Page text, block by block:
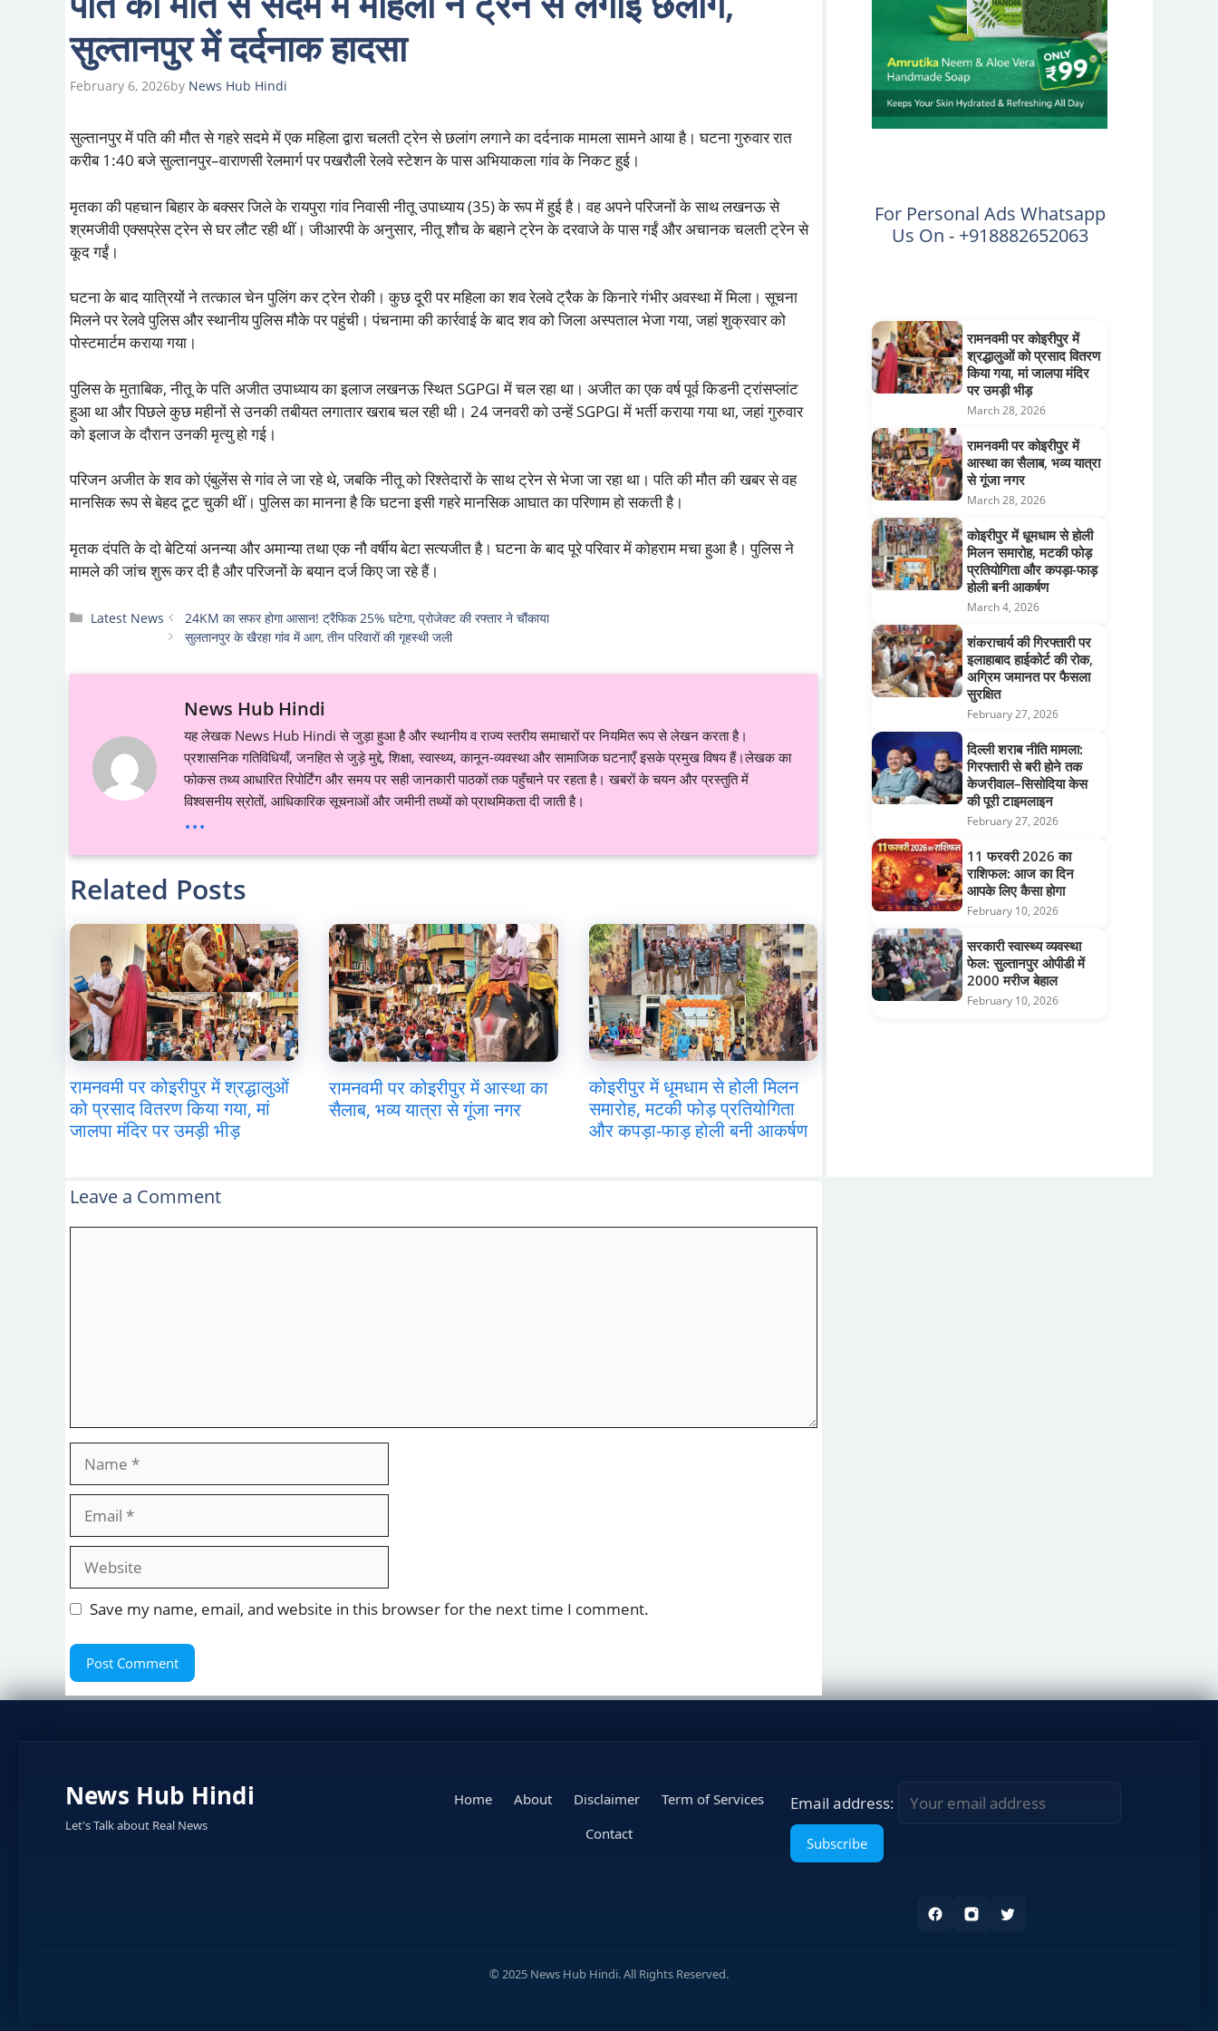
सुल्तानपुर में दर्दनाक हादसा
February 6, 2026by News Hub Hindi
सुल्तानपुर में पति की मौत से गहरे सदमे में एक महिला द्वारा चलती ट्रेन से छलांग लगाने का दर्दनाक मामला सामने आया है। घटना गुरुवार रात
करीब 1:40 बजे सुल्तानपुर–वाराणसी रेलमार्ग पर पखरौली रेलवे स्टेशन के पास अभियाकला गांव के निकट हुई।
मृतका की पहचान बिहार के बक्सर जिले के रायपुरा गांव निवासी नीतू उपाध्याय (35) के रूप में हुई है। वह अपने परिजनों के साथ लखनऊ से
श्रमजीवी एक्सप्रेस ट्रेन से घर लौट रही थीं। जीआरपी के अनुसार, नीतू शौच के बहाने ट्रेन के दरवाजे के पास गईं और अचानक चलती ट्रेन से
कूद गईं।
घटना के बाद यात्रियों ने तत्काल चेन पुलिंग कर ट्रेन रोकी। कुछ दूरी पर महिला का शव रेलवे ट्रैक के किनारे गंभीर अवस्था में मिला। सूचना
मिलने पर रेलवे पुलिस और स्थानीय पुलिस मौके पर पहुंची। पंचनामा की कार्रवाई के बाद शव को जिला अस्पताल भेजा गया, जहां शुक्रवार को
पोस्टमार्टम कराया गया।
पुलिस के मुताबिक, नीतू के पति अजीत उपाध्याय का इलाज लखनऊ स्थित SGPGI में चल रहा था। अजीत का एक वर्ष पूर्व किडनी ट्रांसप्लांट
हुआ था और पिछले कुछ महीनों से उनकी तबीयत लगातार खराब चल रही थी। 24 जनवरी को उन्हें SGPGI में भर्ती कराया गया था, जहां गुरुवार
को इलाज के दौरान उनकी मृत्यु हो गई।
परिजन अजीत के शव को एंबुलेंस से गांव ले जा रहे थे, जबकि नीतू को रिश्तेदारों के साथ ट्रेन से भेजा जा रहा था। पति की मौत की खबर से वह
मानसिक रूप से बेहद टूट चुकी थीं। पुलिस का मानना है कि घटना इसी गहरे मानसिक आघात का परिणाम हो सकती है।
मृतक दंपति के दो बेटियां अनन्या और अमान्या तथा एक नौ वर्षीय बेटा सत्यजीत है। घटना के बाद पूरे परिवार में कोहराम मचा हुआ है। पुलिस ने
मामले की जांच शुरू कर दी है और परिजनों के बयान दर्ज किए जा रहे हैं।
Categories
Latest News
24KM का सफर होगा आसान! ट्रैफिक 25% घटेगा, प्रोजेक्ट की रफ्तार ने चौंकाया
सुलतानपुर के खैरहा गांव में आग, तीन परिवारों की गृहस्थी जली
News Hub Hindi
यह लेखक News Hub Hindi से जुड़ा हुआ है और स्थानीय व राज्य स्तरीय समाचारों पर नियमित रूप से लेखन करता है।
प्रशासनिक गतिविधियाँ, जनहित से जुड़े मुद्दे, शिक्षा, स्वास्थ्य, कानून-व्यवस्था और सामाजिक घटनाएँ इसके प्रमुख विषय हैं।लेखक का
फोकस तथ्य आधारित रिपोर्टिंग और समय पर सही जानकारी पाठकों तक पहुँचाने पर रहता है। खबरों के चयन और प्रस्तुति में
विश्वसनीय स्रोतों, आधिकारिक सूचनाओं और जमीनी तथ्यों को प्राथमिकता दी जाती है।
...
Related Posts
रामनवमी पर कोइरीपुर में श्रद्धालुओं
को प्रसाद वितरण किया गया, मां
जालपा मंदिर पर उमड़ी भीड़
रामनवमी पर कोइरीपुर में आस्था का
सैलाब, भव्य यात्रा से गूंजा नगर
कोइरीपुर में धूमधाम से होली मिलन
समारोह, मटकी फोड़ प्रतियोगिता
और कपड़ा-फाड़ होली बनी आकर्षण
Leave a Comment
Website
Save my name, email, and website in this browser for the next time I comment.
For Personal Ads Whatsapp
Us On - +918882652063
रामनवमी पर कोइरीपुर में
श्रद्धालुओं को प्रसाद वितरण
किया गया, मां जालपा मंदिर
पर उमड़ी भीड़
March 28, 2026
रामनवमी पर कोइरीपुर में
आस्था का सैलाब, भव्य यात्रा
से गूंजा नगर
March 28, 2026
कोइरीपुर में धूमधाम से होली
मिलन समारोह, मटकी फोड़
प्रतियोगिता और कपड़ा-फाड़
होली बनी आकर्षण
March 4, 2026
शंकराचार्य की गिरफ्तारी पर
इलाहाबाद हाईकोर्ट की रोक,
अग्रिम जमानत पर फैसला
सुरक्षित
February 27, 2026
दिल्ली शराब नीति मामला:
गिरफ्तारी से बरी होने तक
केजरीवाल–सिसोदिया केस
की पूरी टाइमलाइन
February 27, 2026
11 फरवरी 2026 का
राशिफल: आज का दिन
आपके लिए कैसा होगा
February 10, 2026
सरकारी स्वास्थ्य व्यवस्था
फेल: सुल्तानपुर ओपीडी में
2000 मरीज बेहाल
February 10, 2026
News Hub Hindi
Let's Talk about Real News
Home About Disclaimer
Term of Services
Contact
Email address:
© 2025 News Hub Hindi. All Rights Reserved.